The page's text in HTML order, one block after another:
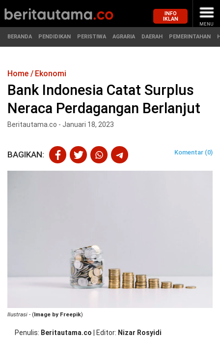
MASUK
BERANDA
AGRARIA
PENDIDIKAN
EKONOMI
PEWARTANUSANTARA.COM
CYBER
INFO
IKLAN
MENU
BERANDA PENDIDIKAN PERISTIWA AGRARIA DAERAH PEMERINTAHAN
Home Ekonomi
Bank Indonesia Catat Surplus
Neraca Perdagangan Berlanjut
Beritautama.co - Januari 18, 2023
BAGIKAN: Komentar (0)
Ilustrasi - (Image by Freepik)
Penulis Beritautama.co Editor Nizar Rosyidi